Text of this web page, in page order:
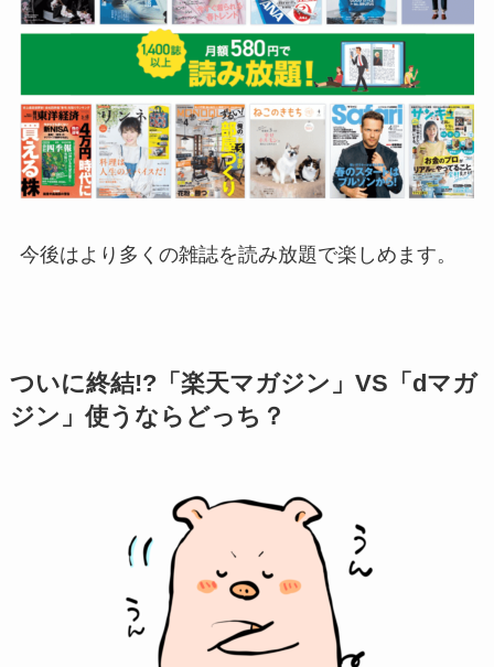
今後はより多くの雑誌を読み放題で楽しめます。
ついに終結!?「楽天マガジン」VS「dマガ
ジン」使うならどっち？